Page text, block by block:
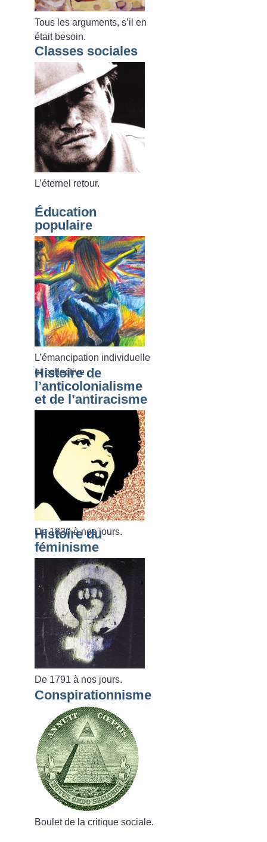
Tous les arguments, s’il en
était besoin.
Classes sociales
L’éternel retour.
Éducation
populaire
L’émancipation individuelle
et collective
Histoire de
l’anticolonialisme
et de l’antiracisme
De 1830 à nos jours.
Histoire du
féminisme
De 1791 à nos jours.
Conspirationnisme
Boulet de la critique sociale.